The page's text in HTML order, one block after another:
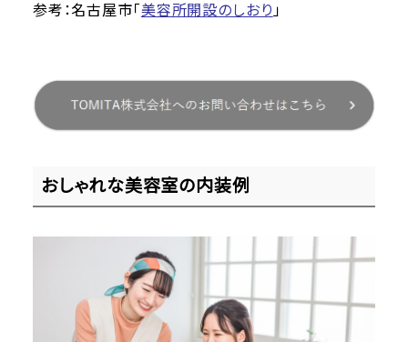
参考：名古屋市「美容所開設のしおり 」
おしゃれな美容室の内装例